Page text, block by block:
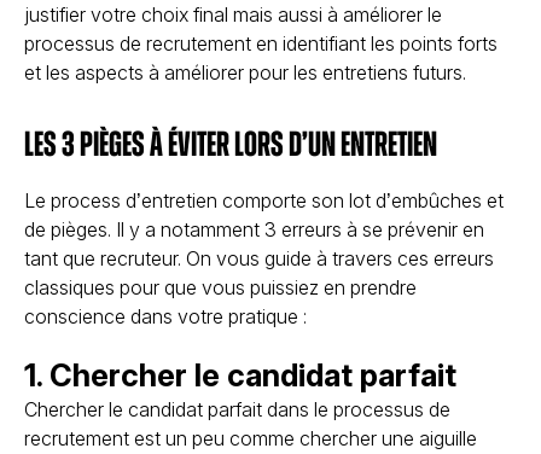
justifier votre choix final mais aussi à améliorer le
processus de recrutement en identifiant les points forts
et les aspects à améliorer pour les entretiens futurs.
Les 3 pièges à éviter lors d’un entretien
Le process d’entretien comporte son lot d’embûches et
de pièges. Il y a notamment 3 erreurs à se prévenir en
tant que recruteur. On vous guide à travers ces erreurs
classiques pour que vous puissiez en prendre
conscience dans votre pratique :
1. Chercher le candidat parfait
Chercher le candidat parfait dans le processus de
recrutement est un peu comme chercher une aiguille